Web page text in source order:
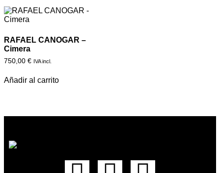
RAFAEL CANOGAR –
Cimera
750,00 € IVA incl.
Añadir al carrito